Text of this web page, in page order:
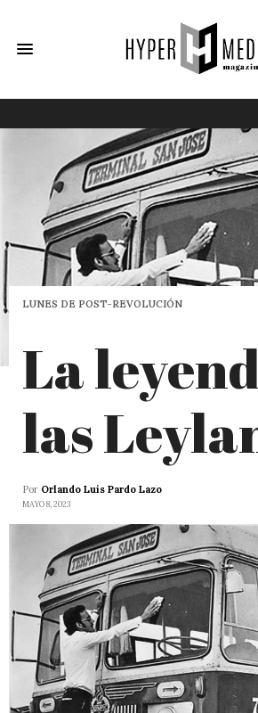
LUNES DE POST-REVOLUCIÓN
La
las
Por Orlando Luis Pardo Lazo
MAYO 8, 2023